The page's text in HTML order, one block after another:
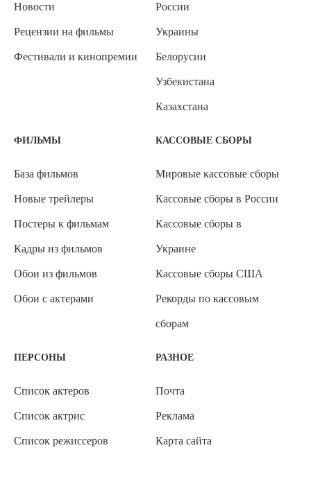
Новости
Рецензии на фильмы
Фестивали и кинопремии
России
Украины
Белорусии
Узбекистана
Казахстана
ФИЛЬМЫ
База фильмов
Новые трейлеры
Постеры к фильмам
Кадры из фильмов
Обои из фильмов
Обои с актерами
КАССОВЫЕ СБОРЫ
Мировые кассовые сборы
Кассовые сборы в России
Кассовые сборы в
Украине
Кассовые сборы США
Рекорды по кассовым
сборам
ПЕРСОНЫ
Список актеров
Список актрис
Список режиссеров
РАЗНОЕ
Почта
Реклама
Карта сайта